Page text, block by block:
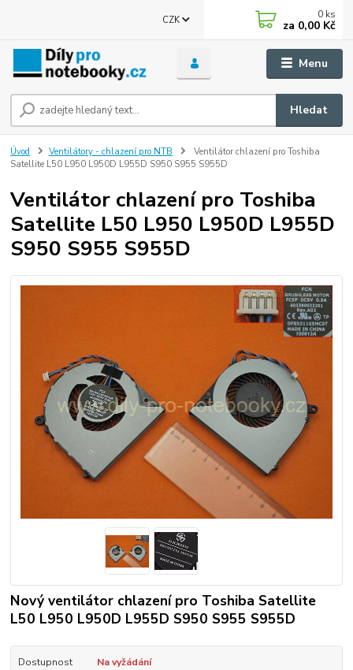
Menu
CZK
Hledat
0 ks
za 0,00 Kč
Úvod Ventilátory - chlazení pro NTB
Ventilátor chlazení pro Toshiba
Satellite L50 L950 L950D L955D S950 S955 S955D
Ventilátor chlazení pro Toshiba
Satellite L50 L950 L950D L955D
S950 S955 S955D
Nový ventilátor chlazení pro Toshiba Satellite
L50 L950 L950D L955D S950 S955 S955D
Dostupnost Na vyžádání